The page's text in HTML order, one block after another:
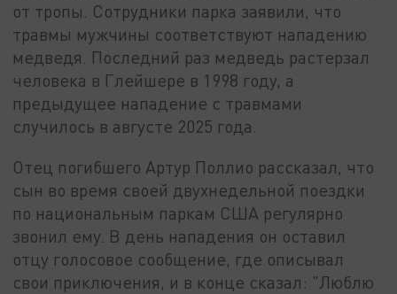
от тропы. Сотрудники парка заявили, что
травмы мужчины соответствуют нападению
медведя. Последний раз медведь растерзал
человека в Глейшере в 1998 году, а
предыдущее нападение с травмами
случилось в августе 2025 года.
Отец погибшего Артур Поллио рассказал, что
сын во время своей двухнедельной поездки
по национальным паркам США регулярно
звонил ему. В день нападения он оставил
отцу голосовое сообщение, где описывал
свои приключения, и в конце сказал: "Люблю